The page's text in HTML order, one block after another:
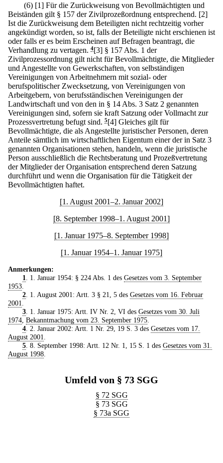
(6) [1] Für die Zurückweisung von Bevollmächtigten und
Beiständen gilt § 157 der Zivilprozeßordnung entsprechend. [2]
Ist die Zurückweisung dem Beteiligten nicht rechtzeitig vorher
angekündigt worden, so ist, falls der Beteiligte nicht erschienen ist
oder falls er es beim Erscheinen auf Befragen beantragt, die
Verhandlung zu vertagen. 4[3] § 157 Abs. 1 der
Zivilprozessordnung gilt nicht für Bevollmächtigte, die Mitglieder
und Angestellte von Gewerkschaften, von selbständigen
Vereinigungen von Arbeitnehmern mit sozial- oder
berufspolitischer Zwecksetzung, von Vereinigungen von
Arbeitgebern, von berufsständischen Vereinigungen der
Landwirtschaft und von den in § 14 Abs. 3 Satz 2 genannten
Vereinigungen sind, sofern sie kraft Satzung oder Vollmacht zur
Prozessvertretung befugt sind. 5[4] Gleiches gilt für
Bevollmächtigte, die als Angestellte juristischer Personen, deren
Anteile sämtlich im wirtschaftlichen Eigentum einer der in Satz 3
genannten Organisationen stehen, handeln, wenn die juristische
Person ausschließlich die Rechtsberatung und Prozeßvertretung
der Mitglieder der Organisation entsprechend deren Satzung
durchführt und wenn die Organisation für die Tätigkeit der
Bevollmächtigten haftet.
[1. August 2001–2. Januar 2002]
[8. September 1998–1. August 2001]
[1. Januar 1975–8. September 1998]
[1. Januar 1954–1. Januar 1975]
Anmerkungen:
1
. 1. Januar 1954: § 224 Abs. 1 des Gesetzes vom 3. September
1953
2. 1. August 2001: Artt. 3 § 21, 5 des Gesetzes vom 16. Februar
2001
3. 1. Januar 1975: Artt. IV Nr. 2, VI des Gesetzes vom 30. Juli
1974 Bekanntmachung vom 23. September 1975
4. 2. Januar 2002: Artt. 1 Nr. 29, 19 S. 3 des Gesetzes vom 17.
August 2001
5. 8. September 1998: Artt. 12 Nr. 1, 15 S. 1 des Gesetzes vom 31.
August 1998
Umfeld von § 73 SGG
§ 72 SGG
§ 73 SGG
§ 73a SGG